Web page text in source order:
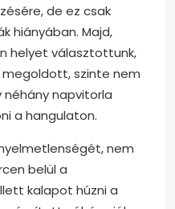
de ez csak
hiányában. Majd,
helyet választottunk,
megoldott, szinte nem
napvitorla
a hangulaton.
nem
belül a
kalapot húzni a